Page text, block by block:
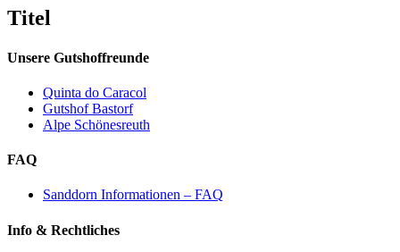
view
Titel
Unsere Gutshoffreunde
Quinta do Caracol
Gutshof Bastorf
Alpe Schönesreuth
FAQ
Sanddorn Informationen – FAQ
Info & Rechtliches